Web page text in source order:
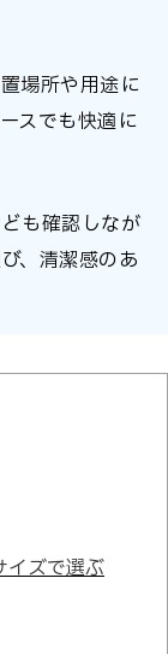
場所や用途に
スでも快適に
も確認しなが
、清潔感のあ
イズで選ぶ